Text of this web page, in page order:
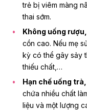
trẻ bị viêm màng
thai sớm.
Không uống
cồn cao. Nếu mẹ
kỳ có thể gây sảy
thiếu chất,…
Hạn chế uống
chứa nhiều chất
liệu và một lượng